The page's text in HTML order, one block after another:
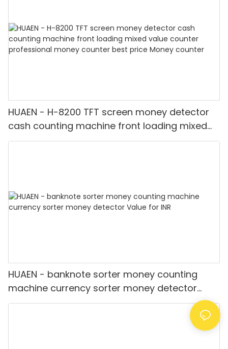
HUAEN - H-8200 TFT screen money detector
cash counting machine front loading mixed
value counter professional money counter
HUAEN - banknote sorter money counting
machine currency sorter money detector
Value for INR